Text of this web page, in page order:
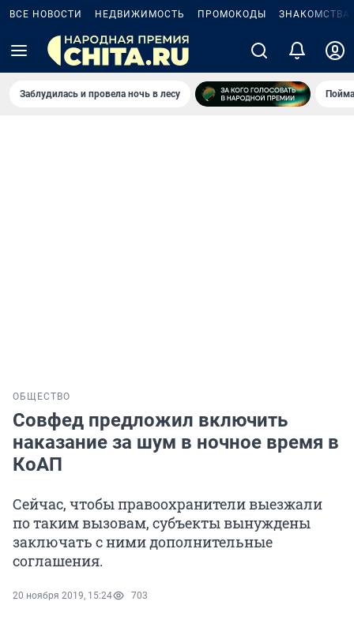
ВСЕ НОВОСТИ НЕДВИЖИМОСТЬ ПРОМОКОДЫ ЗНАКОМСТВА
Заблудилась и провела ночь в лесу
ОБЩЕСТВО
Совфед предложил включить
наказание за шум в ночное время в
КоАП
Сейчас, чтобы правоохранители выезжали
по таким вызовам, субъекты вынуждены
заключать с ними дополнительные
соглашения.
20 ноября 2019, 15:24 703